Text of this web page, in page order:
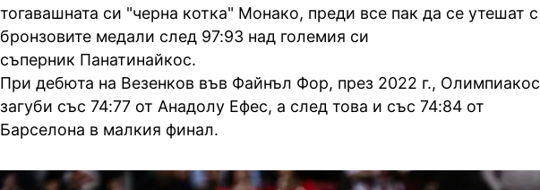
тогавашната си "черна котка" Монако, преди все пак да се утешат с
бронзовите медали след 97:93 над големия си
съперник Панатинайкос.
При дебюта на Везенков във Файнъл Фор, през 2022 г., Олимпиакос
загуби със 74:77 от Анадолу Ефес, а след това и със 74:84 от
Барселона в малкия финал.